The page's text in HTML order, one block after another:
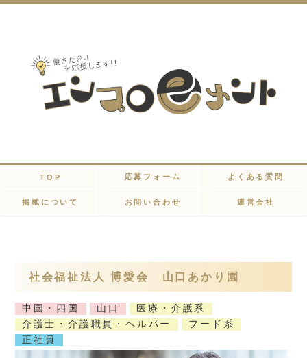
TOP 応募フォーム よくある質問
掲載について お問い合わせ 運営会社
社会福祉法人 博愛会 山口あかり園
中国・四国 山口
医療・介護系
介護士・介護職員・ヘルパー
フード系
正社員